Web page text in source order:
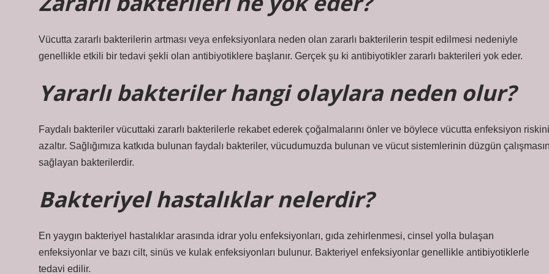
Vücutta zararlı bakterilerin artması veya enfeksiyonlara neden olan zararlı bakterilerin tespit edilmesi nedeniyle
genellikle etkili bir tedavi şekli olan antibiyotiklere başlanır. Gerçek şu ki antibiyotikler zararlı bakterileri yok eder.
Yararlı bakteriler hangi olaylara neden olur?
Faydalı bakteriler vücuttaki zararlı bakterilerle rekabet ederek çoğalmalarını önler ve böylece vücutta enfeksiyon riskini
azaltır. Sağlığımıza katkıda bulunan faydalı bakteriler, vücudumuzda bulunan ve vücut sistemlerinin düzgün
sağlayan bakterilerdir.
Bakteriyel hastalıklar nelerdir?
En yaygın bakteriyel hastalıklar arasında idrar yolu enfeksiyonları, gıda zehirlenmesi, cinsel yolla bulaşan
enfeksiyonlar ve bazı cilt, sinüs ve kulak enfeksiyonları bulunur. Bakteriyel enfeksiyonlar genellikle antibiyotiklerle
tedavi edilir.